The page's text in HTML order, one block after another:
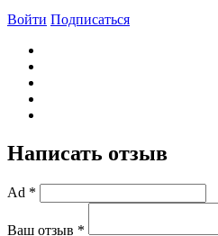
Войти Подписаться
Написать отзыв
Ad *
Ваш отзыв *